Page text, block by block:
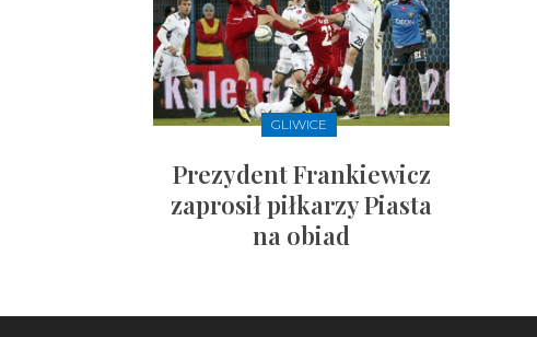
GLIWICE
Prezydent Frankiewicz
zaprosił piłkarzy Piasta
na obiad